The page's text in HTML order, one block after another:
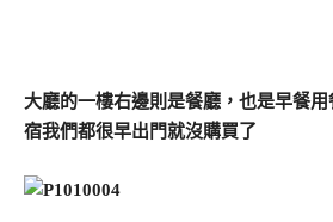
大廳的一樓右邊則是餐廳，也是早餐
宿我們都很早出門就沒購買了